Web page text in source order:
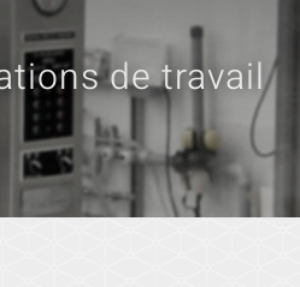
de travail